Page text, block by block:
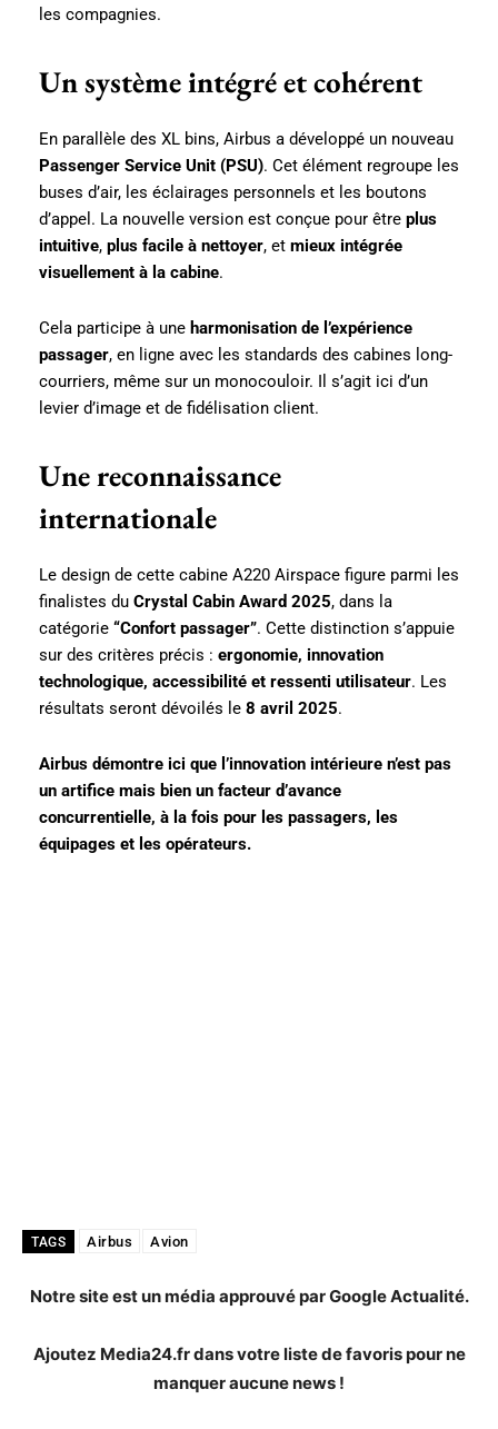
les compagnies.
Un système intégré et cohérent
En parallèle des XL bins, Airbus a développé un nouveau
Passenger Service Unit (PSU). Cet élément regroupe les
buses d’air, les éclairages personnels et les boutons
d’appel. La nouvelle version est conçue pour être plus
intuitive, plus facile à nettoyer, et mieux intégrée
visuellement à la cabine.
Cela participe à une harmonisation de l’expérience
passager, en ligne avec les standards des cabines long-
courriers, même sur un monocouloir. Il s’agit ici d’un
levier d’image et de fidélisation client.
Une reconnaissance
internationale
Le design de cette cabine A220 Airspace figure parmi les
finalistes du Crystal Cabin Award 2025, dans la
catégorie “Confort passager”. Cette distinction s’appuie
sur des critères précis : ergonomie, innovation
technologique, accessibilité et ressenti utilisateur. Les
résultats seront dévoilés le 8 avril 2025.
Airbus démontre ici que l’innovation intérieure n’est pas
un artifice mais bien un facteur d’avance
concurrentielle, à la fois pour les passagers, les
équipages et les opérateurs.
TAGS Airbus Avion
Notre site est un média approuvé par Google Actualité.
Ajoutez Media24.fr dans votre liste de favoris pour ne
manquer aucune news !